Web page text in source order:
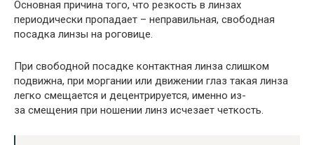
Основная причина того, что резкость в линзах
периодически пропадает – неправильная, свободная
посадка линзы на роговице.
При свободной посадке контактная линза слишком
подвижна, при моргании или движении глаз такая линза
легко смещается и децентрируется, именно из-
за смещения при ношении линз исчезает четкость.